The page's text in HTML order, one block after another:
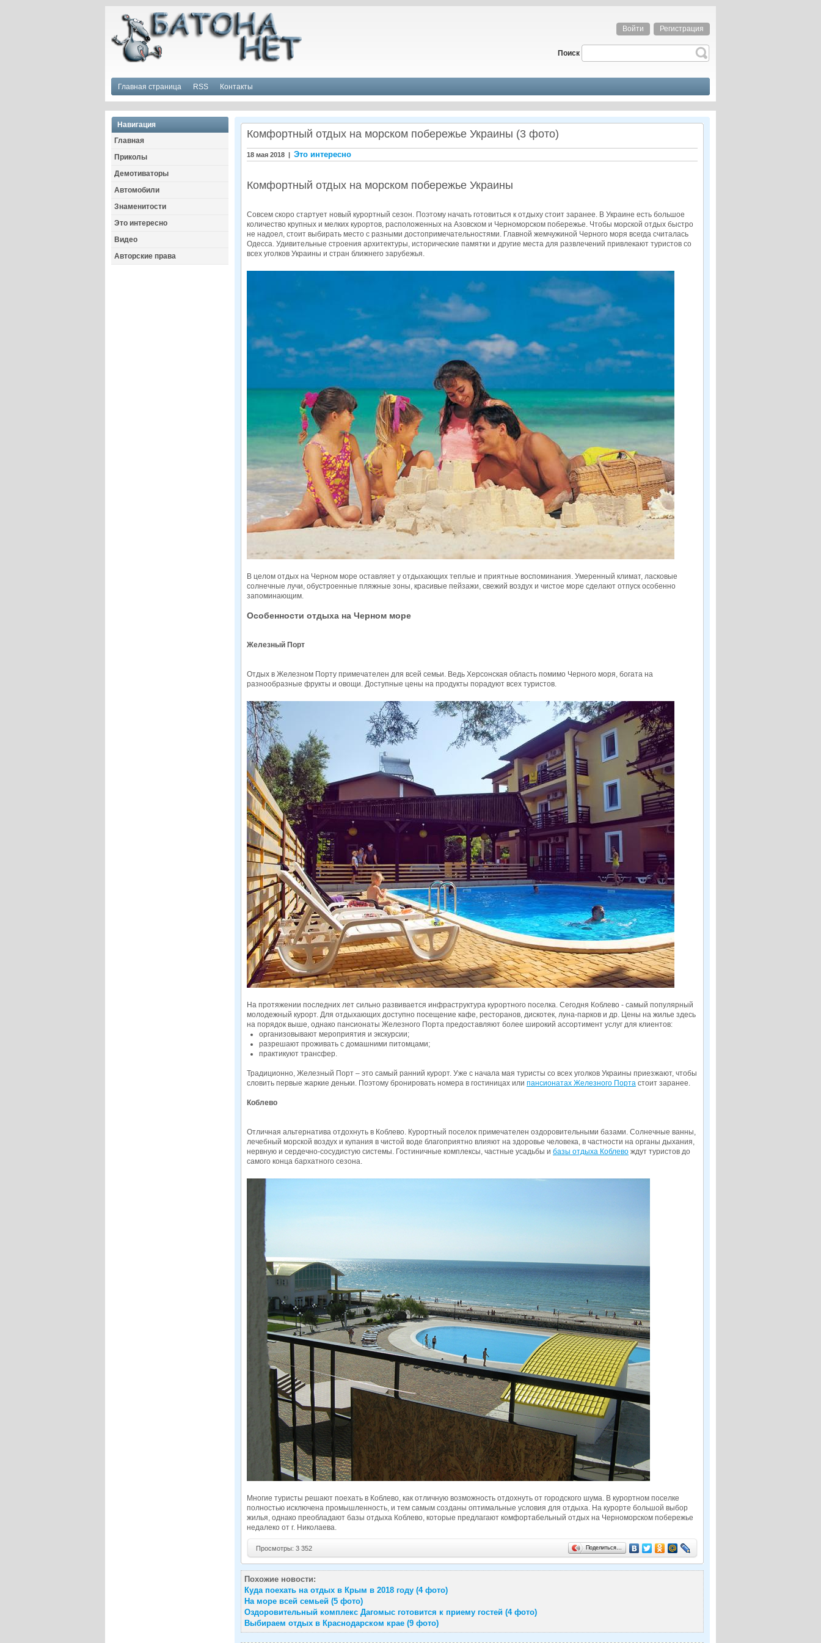
Войти Регистрация
Поиск
Главная страница RSS Контакты
Навигация
Главная
Приколы
Демотиваторы
Автомобили
Знаменитости
Это интересно
Видео
Авторские права
Комфортный отдых на морском побережье Украины (3 фото)
18 мая 2018 | Это интересно
Комфортный отдых на морском побережье Украины
Совсем скоро стартует новый курортный сезон. Поэтому начать готовиться к отдыху стоит заранее. В Украине есть большое
количество крупных и мелких курортов, расположенных на Азовском и Черноморском побережье. Чтобы морской отдых быстро
не надоел, стоит выбирать место с разными достопримечательностями. Главной жемчужиной Черного моря всегда считалась
Одесса. Удивительные строения архитектуры, исторические памятки и другие места для развлечений привлекают туристов со
всех уголков Украины и стран ближнего зарубежья.
В целом отдых на Черном море оставляет у отдыхающих теплые и приятные воспоминания. Умеренный климат, ласковые
солнечные лучи, обустроенные пляжные зоны, красивые пейзажи, свежий воздух и чистое море сделают отпуск особенно
запоминающим.
Особенности отдыха на Черном море
Железный Порт
Отдых в Железном Порту примечателен для всей семьи. Ведь Херсонская область помимо Черного моря, богата на
разнообразные фрукты и овощи. Доступные цены на продукты порадуют всех туристов.
На протяжении последних лет сильно развивается инфраструктура курортного поселка. Сегодня Коблево - самый популярный
молодежный курорт. Для отдыхающих доступно посещение кафе, ресторанов, дискотек, луна-парков и др. Цены на жилье здесь
на порядок выше, однако пансионаты Железного Порта предоставляют более широкий ассортимент услуг для клиентов:
организовывают мероприятия и экскурсии;
разрешают проживать с домашними питомцами;
практикуют трансфер.
Традиционно, Железный Порт – это самый ранний курорт. Уже с начала мая туристы со всех уголков Украины приезжают, чтобы
словить первые жаркие деньки. Поэтому бронировать номера в гостиницах или пансионатах Железного Порта стоит заранее.
Коблево
Отличная альтернатива отдохнуть в Коблево. Курортный поселок примечателен оздоровительными базами. Солнечные ванны,
лечебный морской воздух и купания в чистой воде благоприятно влияют на здоровье человека, в частности на органы дыхания,
нервную и сердечно-сосудистую системы. Гостиничные комплексы, частные усадьбы и базы отдыха Коблево ждут туристов до
самого конца бархатного сезона.
Многие туристы решают поехать в Коблево, как отличную возможность отдохнуть от городского шума. В курортном поселке
полностью исключена промышленность, и тем самым созданы оптимальные условия для отдыха. На курорте большой выбор
жилья, однако преобладают базы отдыха Коблево, которые предлагают комфортабельный отдых на Черноморском побережье
недалеко от г. Николаева.
Просмотры: 3 352 Поделиться…
Похожие новости:
Куда поехать на отдых в Крым в 2018 году (4 фото)
На море всей семьей (5 фото)
Оздоровительный комплекс Дагомыс готовится к приему гостей (4 фото)
Выбираем отдых в Краснодарском крае (9 фото)